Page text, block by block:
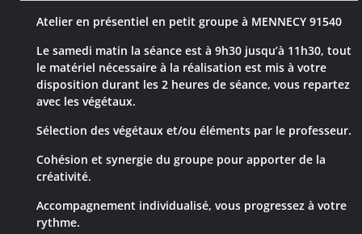
Atelier en présentiel en petit groupe à MENNECY 91540
Le samedi matin la séance est à 9h30 jusqu’à 11h30, tout
le matériel nécessaire à la réalisation est mis à votre
disposition durant les 2 heures de séance, vous repartez
avec les végétaux.
Sélection des végétaux et/ou éléments par le professeur.
Cohésion et synergie du groupe pour apporter de la
créativité.
Accompagnement individualisé, vous progressez à votre
rythme.